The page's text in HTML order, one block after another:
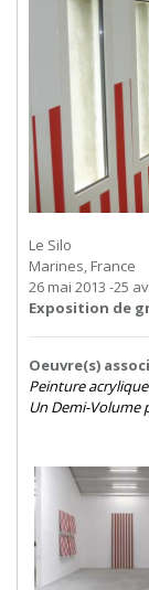
Le Silo
Marines, France
26 mai 2013 -25
Exposition de
Oeuvre(s)
Peinture
Un Demi-Volume